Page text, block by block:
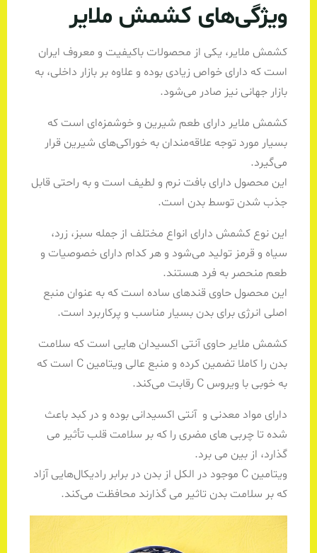
ویژگی‌های کشمش ملایر
کشمش ملایر، یکی از محصولات با‌کیفیت و معروف ایران
است که دارای خواص زیادی بوده و علاوه بر بازار داخلی، به
بازار جهانی نیز صادر می‌شود.
کشمش ملایر دارای طعم شیرین و خوشمزه‌ای است که
بسیار مورد توجه علاقه‌مندان به خوراکی‌های شیرین قرار
می‌گیرد.
این محصول دارای بافت نرم و لطیف است و به راحتی قابل
جذب شدن توسط بدن است.
این نوع کشمش دارای انواع مختلف از جمله سبز، زرد،
سیاه و قرمز تولید می‌شود و هر کدام دارای خصوصیات و
طعم منحصر به فرد هستند.
این محصول حاوی قندهای ساده است که به عنوان منبع
اصلی انرژی برای بدن بسیار مناسب و پرکاربرد است.
کشمش ملایر حاوی آنتی اکسیدان هایی است که سلامت
بدن را کاملا تضمین کرده و منبع عالی ویتامین C است که
به خوبی با ویروس C رقابت می‌کند.
دارای مواد معدنی و آنتی اکسیدانی بوده و در کبد باعث
شده تا چربی های مضری را که بر سلامت قلب تأثیر می
گذارد، از بین می برد.
ویتامین C موجود در الکل از بدن در برابر رادیکال‌هایی آزاد
که بر سلامت بدن تاثیر می گذارند محافظت می‌کند.